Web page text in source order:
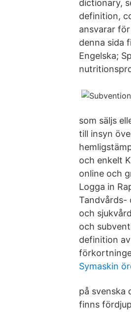
dictionary,
definition,
ansvarar
denna sida
Engelska;
som säljs
till insyn
och enkelt
online och
Logga in
Tandvårds-
och
och
definition
Symaskin
på svenska
finns